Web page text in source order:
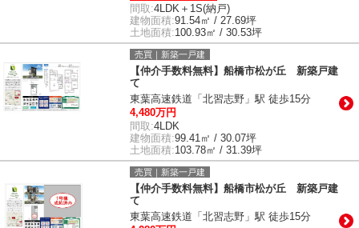
間取:4LDK＋1S(納戸)
建物面積:91.54㎡ / 27.69坪
土地面積:100.93㎡ / 30.53坪
売買｜新築一戸建
【仲介手数料無料】船橋市松が丘 新築戸建
て
東葉高速鉄道「北習志野」駅 徒歩15分
4,480万円
間取:4LDK
建物面積:99.41㎡ / 30.07坪
土地面積:103.78㎡ / 31.39坪
売買｜新築一戸建
【仲介手数料無料】船橋市松が丘 新築戸建
て
東葉高速鉄道「北習志野」駅 徒歩15分